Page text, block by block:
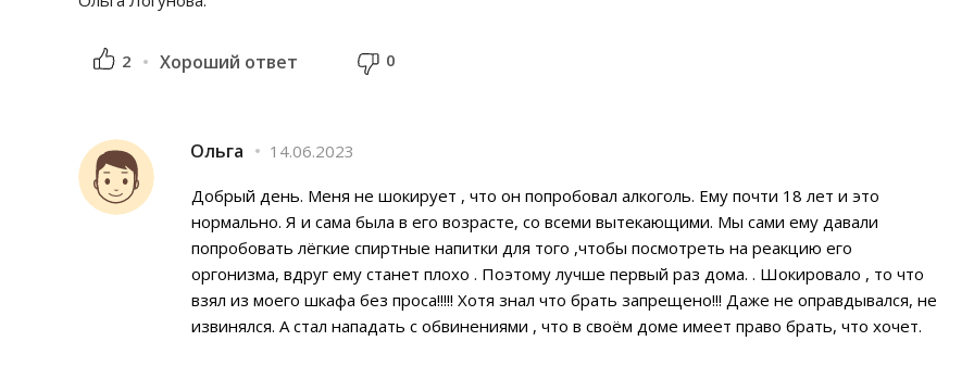
2 Хороший ответ 0
Ольга 14.06.2023
Добрый день. Меня не шокирует , что он попробовал алкоголь. Ему почти 18 лет и это
нормально. Я и сама была в его возрасте, со всеми вытекающими. Мы сами ему давали
попробовать лёгкие спиртные напитки для того ,чтобы посмотреть на реакцию его
оргонизма, вдруг ему станет плохо . Поэтому лучше первый раз дома. . Шокировало , то что
взял из моего шкафа без проса!!!!! Хотя знал что брать запрещено!!! Даже не оправдывался, не
извинялся. А стал нападать с обвинениями , что в своём доме имеет право брать, что хочет.